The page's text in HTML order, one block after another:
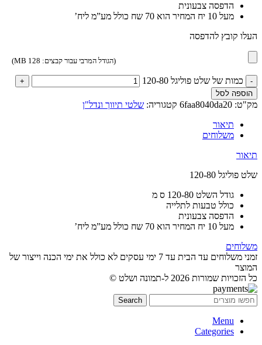
הדפסה צבעונית
מעל 10 יח המחיר הוא 70 שח כולל מע”מ ליח’
העלו קובץ להדפסה
(הגודל המרבי עבור קבצים: 128 MB)
כמות של שלט פוליגל 120-80
הוספה לסל
מק"ט: 6faa8040da20 קטגוריה: שלטי תיווך ונדל"ן
תיאור
משלוחים
תיאור
שלט פוליגל 120-80
גודל השלט 120-80 ס מ
כולל טבעות לתלייה
הדפסה צבעונית
מעל 10 יח המחיר הוא 70 שח כולל מע”מ ליח’
משלוחים
זמני משלוחים עד הבית עד 7 ימי עסקים לא כולל את ימי הכנה וייצור של
המוצר
כל הזכויות שמורות 2026 ל-תמונה ושלט ©
Search
Menu
Categories